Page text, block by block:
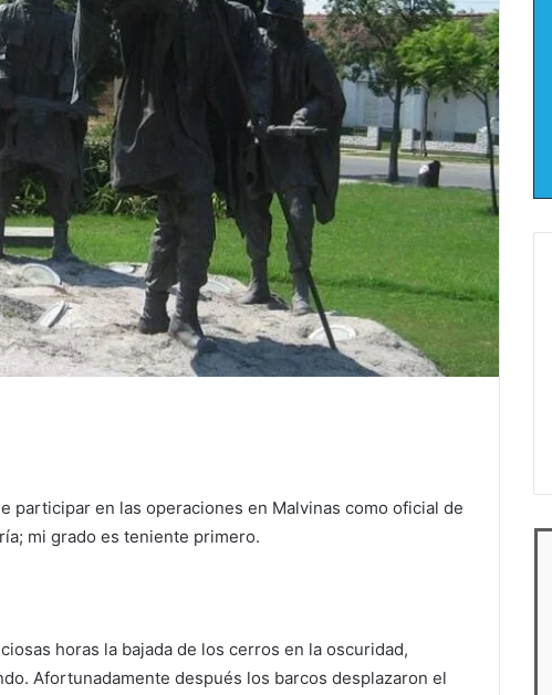
participar en las operaciones en Malvinas como oficial de
mi grado es teniente primero.
horas la bajada de los cerros en la oscuridad,
Afortunadamente después los barcos desplazaron el